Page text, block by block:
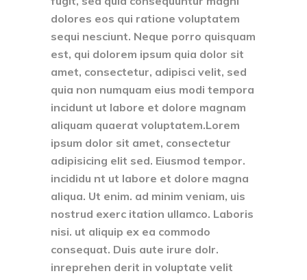
dolores eos qui ratione voluptatem
sequi nesciunt. Neque porro quisquam
est, qui dolorem ipsum quia dolor sit
amet, consectetur, adipisci velit, sed
quia non numquam eius modi tempora
incidunt ut labore et dolore magnam
aliquam quaerat voluptatem.Lorem
ipsum dolor sit amet, consectetur
adipisicing elit sed. Eiusmod tempor.
incididu nt ut labore et dolore magna
aliqua. Ut enim. ad minim veniam, uis
nostrud exerc itation ullamco. Laboris
nisi. ut aliquip ex ea commodo
consequat. Duis aute irure dolr.
inreprehen derit in voluptate velit